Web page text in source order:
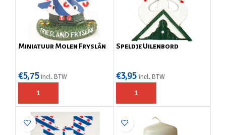
Miniatuur Molen Fryslân
€5,75 incl. BTW
Speldje Uilenbord
€3,95 incl. BTW